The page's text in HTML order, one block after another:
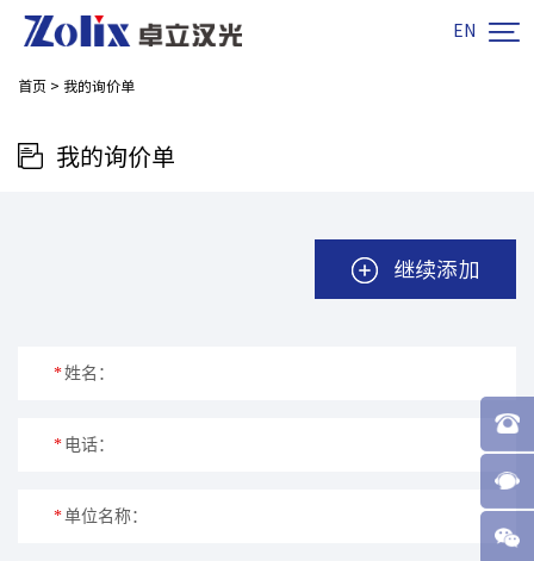
EN 
首页 > 我的询价单
我的询价单
继续添加
*姓名：
* 电话：
*单位名称：